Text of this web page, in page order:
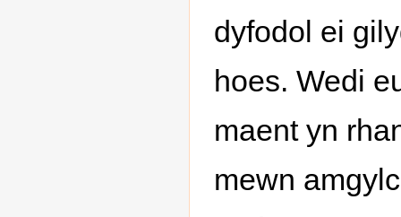
dyfodol ei
hoes. Wedi
maent yn
mewn